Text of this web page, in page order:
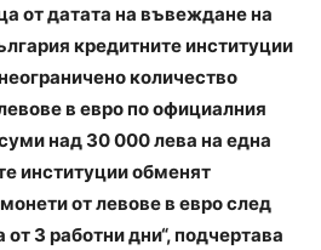
от датата на въвеждане на
кредитните институции
количество
в евро по официалния
над 30 000 лева на една
институции обменят
от левове в евро след
3 работни дни“, подчертава